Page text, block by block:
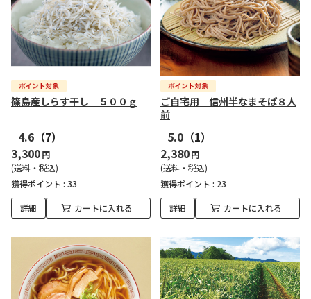
篠島産しらす干し ５００ｇ
4.6 （7）
3,300円
(送料・税込)
獲得ポイント : 33
詳細 カートに入れる
ご自宅用 信州半なまそば８人
前
5.0 （1）
2,380円
(送料・税込)
獲得ポイント : 23
詳細 カートに入れる